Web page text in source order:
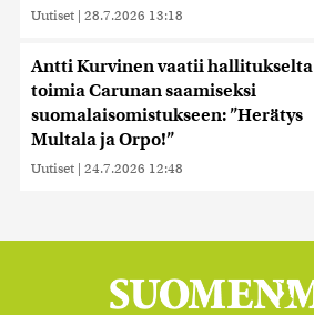
Uutiset | 28.7.2026 13:18
Antti Kurvinen vaatii hallitukselta
toimia Carunan saamiseksi
suomalaisomistukseen: ”Herätys
Multala ja Orpo!”
Uutiset | 24.7.2026 12:48